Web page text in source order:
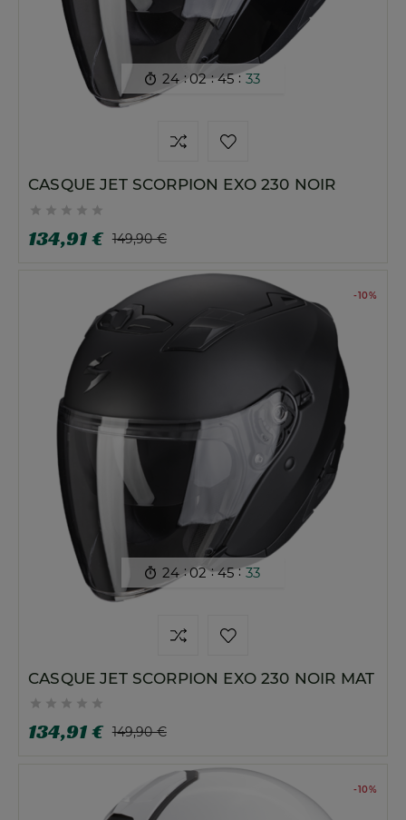
 24 :02 :45 : 32
CASQUE JET SCORPION EXO 230 NOIR
    
134,91 € 149,90 €
-10%
 24 :02 :45 : 32
CASQUE JET SCORPION EXO 230 NOIR MAT
    
134,91 € 149,90 €
-10%